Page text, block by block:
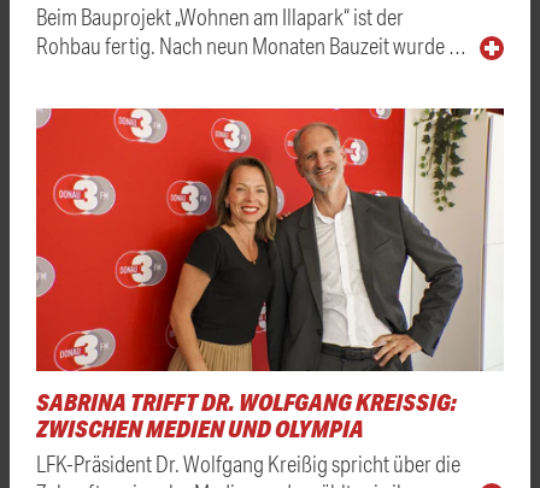
Beim Bauprojekt „Wohnen am Illapark“ ist der
Rohbau fertig. Nach neun Monaten Bauzeit wurde …
SABRINA TRIFFT DR. WOLFGANG KREISSIG: Z
WISCHEN MEDIEN UND OLYMPIA
LFK-Präsident Dr. Wolfgang Kreißig spricht über die